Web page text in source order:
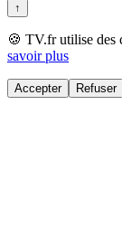
↑
🍪 TV.fr utilise des
savoir plus
Accepter Refuser